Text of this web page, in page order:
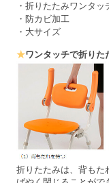
・折りたたみワンタッ
・防カビ加工
・大サイズ
★ワンタッチで折りた
折りたたみは、背もた